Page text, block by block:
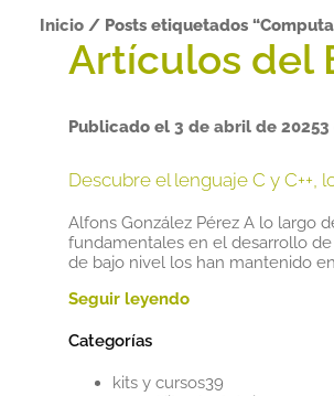
Inicio/ Posts etiquetados
Publicado el3 de abril de 20253
Descubre el lenguaje C y
Alfons González Pérez A lo largo
fundamentales en el desarrollo
de bajo nivel los han mantenido
Categorías
kits y cursos39